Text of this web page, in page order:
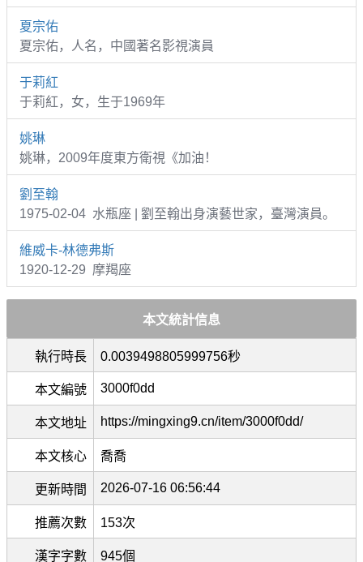
夏宗佑
夏宗佑，人名，中國著名影視演員
于莉紅
于莉紅，女，生于1969年
姚琳
姚琳，2009年度東方衛視《加油！
劉至翰
1975-02-04 水瓶座 | 劉至翰出身演藝世家，臺灣演員。
維威卡-林德弗斯
1920-12-29 摩羯座
本文統計信息
執行時長 0.0039498805999756秒
本文編號 3000f0dd
本文地址 https://mingxing9.cn/item/3000f0dd/
本文核心 喬喬
更新時間 2026-07-16 06:56:44
推薦次數 153次
漢字字數 945個